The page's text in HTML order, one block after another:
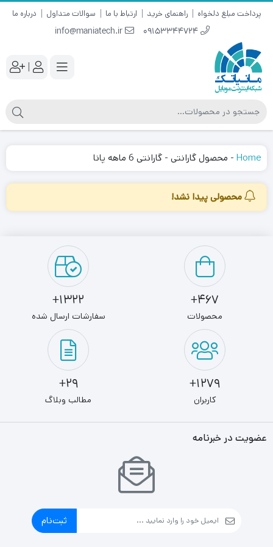
پرداخت مبلغ دلخواه راهنمای خرید ارتباط با ما سوالات متداول درباره ما
09153344724
info@maniatech.ir
|
Home
- محصول گارانتی - گارانتی 6 ماهه پانا
محصولی پیدا نشد!
467+
محصولات
1322+
سفارشات ارسال شده
1279+
کاربران
29+
مطالب وبلاگ
عضویت در خبرنامه
ثبت‌نام